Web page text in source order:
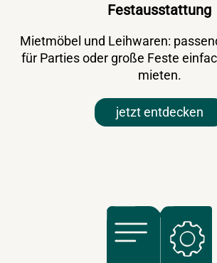
Festausstattung
Mietmöbel und Leihwaren:
für Parties oder große Feste
mieten.
jetzt entdecken